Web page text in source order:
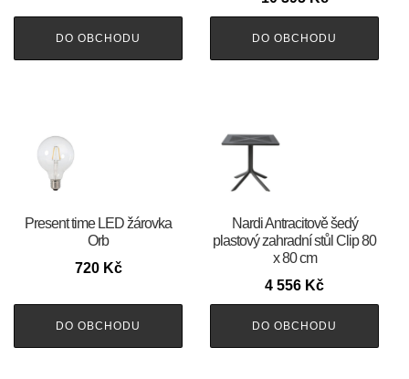
DO OBCHODU DO OBCHODU
Present time LED žárovka
Orb
720 Kč
DO OBCHODU
Nardi Antracitově šedý
plastový zahradní stůl Clip 80
x 80 cm
4 556 Kč
DO OBCHODU